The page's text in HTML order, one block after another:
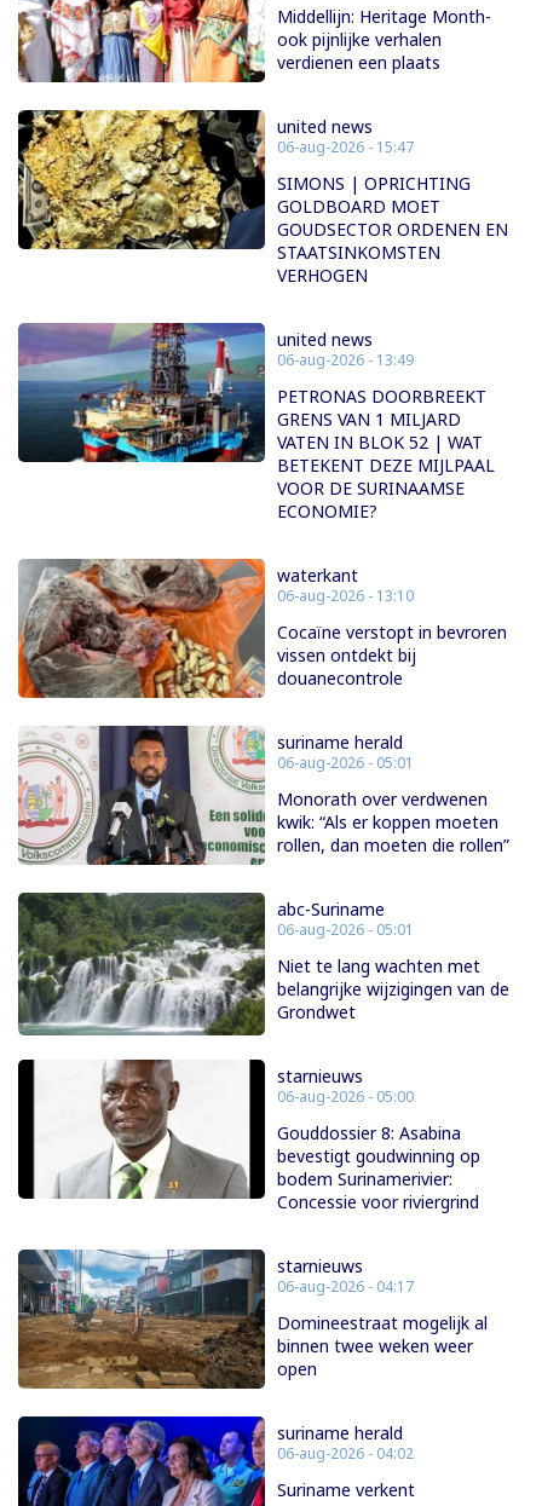
Middellijn: Heritage Month-
ook pijnlijke verhalen
verdienen een plaats
united news
06-aug-2026 - 15:47
SIMONS | OPRICHTING
GOLDBOARD MOET
GOUDSECTOR ORDENEN EN
STAATSINKOMSTEN
VERHOGEN
united news
06-aug-2026 - 13:49
PETRONAS DOORBREEKT
GRENS VAN 1 MILJARD
VATEN IN BLOK 52 | WAT
BETEKENT DEZE MIJLPAAL
VOOR DE SURINAAMSE
ECONOMIE?
waterkant
06-aug-2026 - 13:10
Cocaïne verstopt in bevroren
vissen ontdekt bij
douanecontrole
suriname herald
06-aug-2026 - 05:01
Monorath over verdwenen
kwik: “Als er koppen moeten
rollen, dan moeten die rollen”
abc-Suriname
06-aug-2026 - 05:01
Niet te lang wachten met
belangrijke wijzigingen van de
Grondwet
starnieuws
06-aug-2026 - 05:00
Gouddossier 8: Asabina
bevestigt goudwinning op
bodem Surinamerivier:
Concessie voor riviergrind
starnieuws
06-aug-2026 - 04:17
Domineestraat mogelijk al
binnen twee weken weer
open
suriname herald
06-aug-2026 - 04:02
Suriname verkent